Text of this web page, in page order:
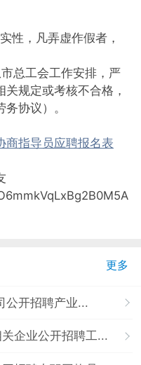
性，凡弄虚作假者，
总工会工作安排，严
规定或考核不合格，
协议）。
商指导员应聘报名表
更多
公开招聘产业...
企业公开招聘工...